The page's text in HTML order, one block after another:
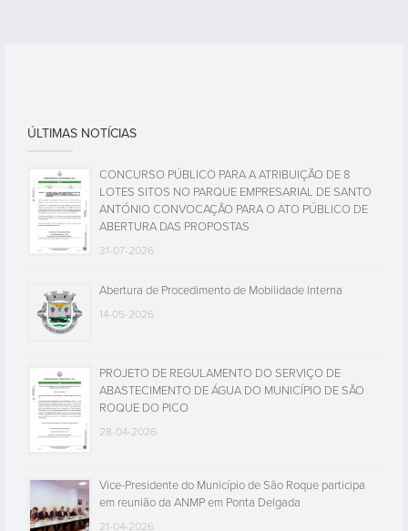
ÚLTIMAS NOTÍCIAS
CONCURSO PÚBLICO PARA A ATRIBUIÇÃO DE 8
LOTES SITOS NO PARQUE EMPRESARIAL DE SANTO
ANTÓNIO CONVOCAÇÃO PARA O ATO PÚBLICO DE
ABERTURA DAS PROPOSTAS
31-07-2026
Abertura de Procedimento de Mobilidade Interna
14-05-2026
PROJETO DE REGULAMENTO DO SERVIÇO DE
ABASTECIMENTO DE ÁGUA DO MUNICÍPIO DE SÃO
ROQUE DO PICO
28-04-2026
Vice-Presidente do Município de São Roque participa
em reunião da ANMP em Ponta Delgada
21-04-2026